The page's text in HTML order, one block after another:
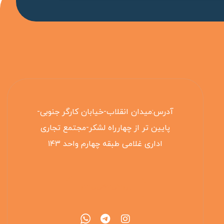
آدرس:میدان انقلاب-خیابان کارگر جنوبی-
پایین تر از چهارراه لشکر-مجتمع تجاری
اداری غلامی طبقه چهارم واحد ۱۴۳